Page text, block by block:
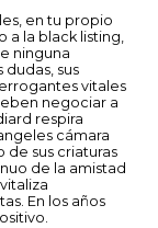
en tu propio
a la black listing,
ninguna
sus
vitales
negociar a
respira
cámara
de sus criaturas
de la amistad
En los años